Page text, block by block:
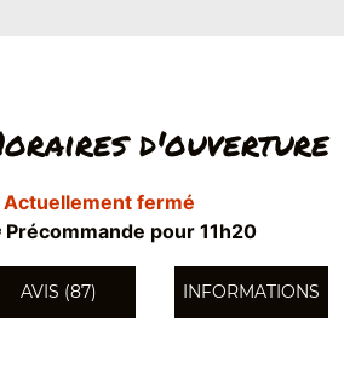
d'ouverture
Actuellement fermé
Précommande pour 11h20
AVIS (87) INFORMATIONS